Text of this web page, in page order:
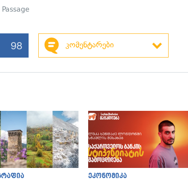
Passage
98 კომენტარები
გადახედვა
ეკონომიკა